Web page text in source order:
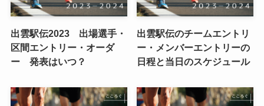
出雲駅伝2023 出場選手・
区間エントリー・オーダ
ー 発表はいつ？
出雲駅伝のチームエントリ
ー・メンバーエントリーの
日程と当日のスケジュール